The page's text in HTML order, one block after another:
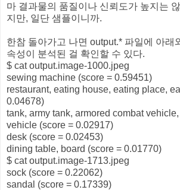
마 결과물의 품질이나 신뢰도가 높지는
지만, 일단 샘플이니까.
한참 돌아가고 나면 output.* 파일에 아래
속성이 분석된 걸 확인할 수 있다.
$ cat output.image-1000.jpeg
sewing machine (score = 0.59451)
restaurant, eating house, eating place,
0.04678)
tank, army tank, armored combat
vehicle (score = 0.02917)
desk (score = 0.02453)
dining table, board (score = 0.01770)
$ cat output.image-1713.jpeg
sock (score = 0.22062)
sandal (score = 0.17339)